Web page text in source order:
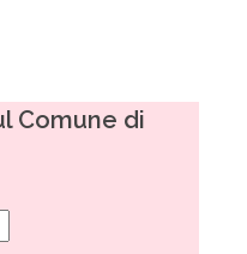
Comune di